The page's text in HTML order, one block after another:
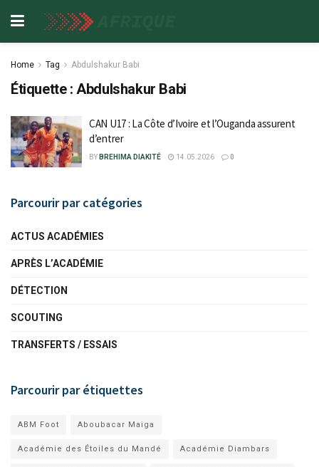
Home Tag Abdulshakur Babi
Étiquette :Abdulshakur Babi
CAN U17 : La Côte d’Ivoire et l’Ouganda assurent
d’entrer
BY BREHIMA DIAKITÉ 14.05.2026 0
Parcourir par catégories
ACTUS ACADÉMIES
APRÈS L’ACADÉMIE
DÉTECTION
SCOUTING
TRANSFERTS / ESSAIS
Parcourir par étiquettes
ABM Foot Aboubacar Maiga
Académie des Étoiles du Mandé Académie Diambars